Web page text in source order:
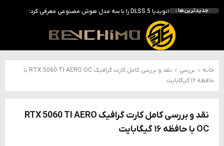
جدیدترین‌ها :
انویدیا DLSS 5 را با سه مدل هوش مصنوعی معرفی کرد؛ انتقادهای اولیه نتیجه داد
انویدیا پردازنده 88 هسته‌ای Vera را معرفی کرد؛ CPU اختصاصی برای نسل بعدی هوش مصنوعی
بالاخره سنسور Hotspot کارت‌های RTX 50 ظاهر شد؛ HWMonitor 1.65 تنها نماینده نمایش نیست
بررسی کیس GAMDIAS NESO P1 Pro؛ فول‌تاوری مهندسی‌شده برای سیستم‌های رده‌بالا
خانه › بررسی ›
نقد و بررسی کامل کارت گرافیک RTX 5060 TI AERO OC با
حافظه ۱۶ گیگابایت
نقد و بررسی کامل کارت گرافیک RTX 5060 TI AERO
OC با حافظه ۱۶ گیگابایت